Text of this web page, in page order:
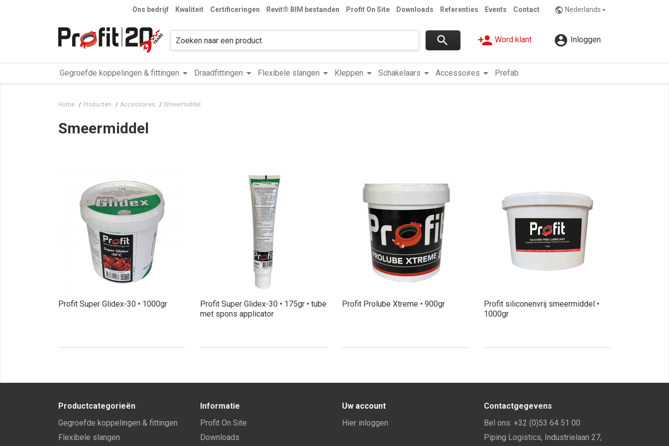
Ons bedrijf Kwaliteit Certificeringen Revit® BIM bestanden Profit On Site Downloads Referenties Events Contact public Nederlands
person_add Word klant  Inloggen
search
Gegroefde koppelingen & fittingen arrow_drop_down Draadfittingen arrow_drop_down Flexibele slangen arrow_drop_down Kleppen arrow_drop_down Schakelaars arrow_drop_down Accessoires arrow_drop_down Prefab
Home Producten Accessoires Smeermiddel
Smeermiddel
Profit Super Glidex-30 • 1000gr
Profit Super Glidex-30 • 175gr • tube
met spons applicator
Profit Prolube Xtreme • 900gr
Profit siliconenvrij smeermiddel •
1000gr
Productcategorieën
Gegroefde koppelingen & fittingen
Flexibele slangen
Informatie
Profit On Site
Downloads
Uw account
Hier inloggen
Contactgegevens
Bel ons: +32 (0)53 64 51 00
Piping Logistics, Industrielaan 27,